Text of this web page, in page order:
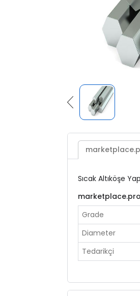
Sıcak Altıköşe
Grade
Diameter
Tedarikçi